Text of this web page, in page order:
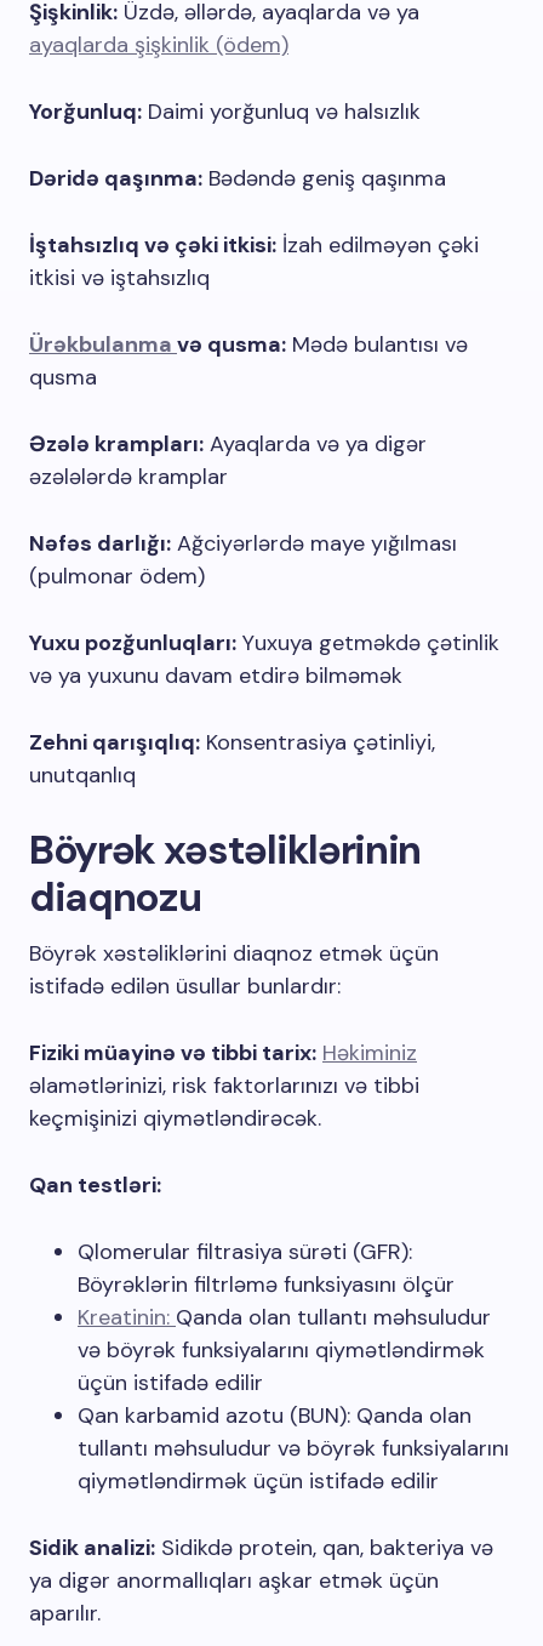
Şişkinlik: Üzdə, əllərdə, ayaqlarda və ya
ayaqlarda şişkinlik (ödem)
Yorğunluq: Daimi yorğunluq və halsızlık
Dəridə qaşınma: Bədəndə geniş qaşınma
İştahsızlıq və çəki itkisi: İzah edilməyən çəki
itkisi və iştahsızlıq
Ürəkbulanma və qusma: Mədə bulantısı və
qusma
Əzələ krampları: Ayaqlarda və ya digər
əzələlərdə kramplar
Nəfəs darlığı: Ağciyərlərdə maye yığılması
(pulmonar ödem)
Yuxu pozğunluqları: Yuxuya getməkdə çətinlik
və ya yuxunu davam etdirə bilməmək
Zehni qarışıqlıq: Konsentrasiya çətinliyi,
unutqanlıq
Böyrək xəstəliklərinin
diaqnozu
Böyrək xəstəliklərini diaqnoz etmək üçün
istifadə edilən üsullar bunlardır:
Fiziki müayinə və tibbi tarix: Həkiminiz
əlamətlərinizi, risk faktorlarınızı və tibbi
keçmişinizi qiymətləndirəcək.
Qan testləri:
Qlomerular filtrasiya sürəti (GFR):
Böyrəklərin filtrləmə funksiyasını ölçür
Kreatinin: Qanda olan tullantı məhsuludur
və böyrək funksiyalarını qiymətləndirmək
üçün istifadə edilir
Qan karbamid azotu (BUN): Qanda olan
tullantı məhsuludur və böyrək funksiyalarını
qiymətləndirmək üçün istifadə edilir
Sidik analizi: Sidikdə protein, qan, bakteriya və
ya digər anormallıqları aşkar etmək üçün
aparılır.